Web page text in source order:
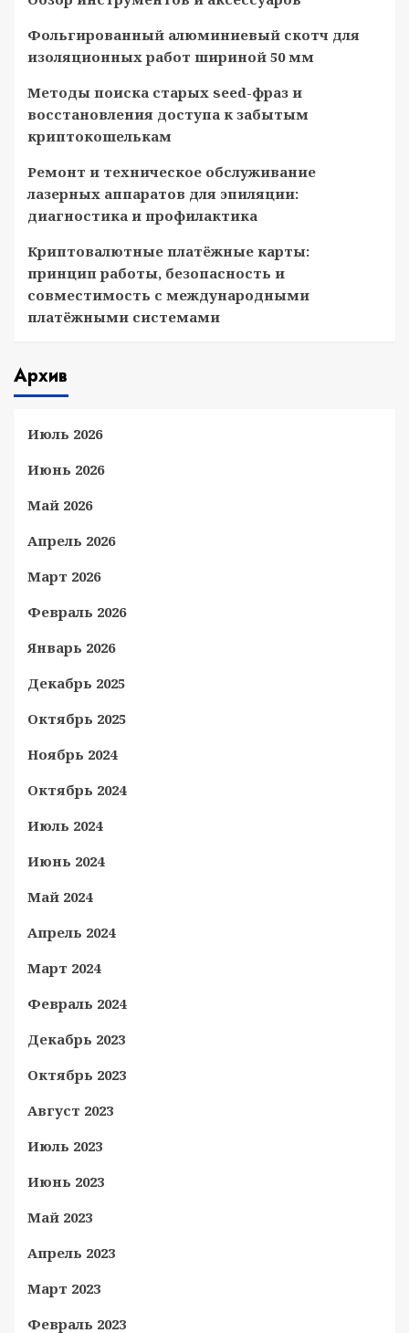
Фольгированный алюминиевый скотч для
изоляционных работ шириной 50 мм
Методы поиска старых seed-фраз и
восстановления доступа к забытым
криптокошелькам
Ремонт и техническое обслуживание
лазерных аппаратов для эпиляции:
диагностика и профилактика
Криптовалютные платёжные карты:
принцип работы, безопасность и
совместимость с международными
платёжными системами
Архив
Июль 2026
Июнь 2026
Май 2026
Апрель 2026
Март 2026
Февраль 2026
Январь 2026
Декабрь 2025
Октябрь 2025
Ноябрь 2024
Октябрь 2024
Июль 2024
Июнь 2024
Май 2024
Апрель 2024
Март 2024
Февраль 2024
Декабрь 2023
Октябрь 2023
Август 2023
Июль 2023
Июнь 2023
Май 2023
Апрель 2023
Март 2023
Февраль 2023